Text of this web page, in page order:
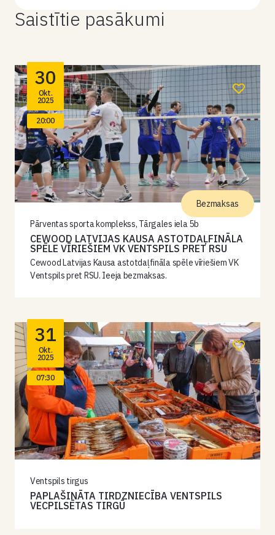
Saistītie pasākumi
30
Okt.
2025
20:00
Pārventas sporta komplekss, Tārgales iela 5b
CEWOOD LATVIJAS KAUSA ASTOTDAĻFINĀLA
SPĒLE VĪRIEŠIEM VK VENTSPILS PRET RSU
Cewood Latvijas Kausa astotdaļfināla spēle vīriešiem VK
Ventspils pret RSU. Ieeja bezmaksas.
Bezmaksas
31
Okt.
2025
07:30
Ventspils tirgus
PAPLAŠINĀTA TIRDZNIECĪBA VENTSPILS
VECPILSĒTAS TIRGŪ